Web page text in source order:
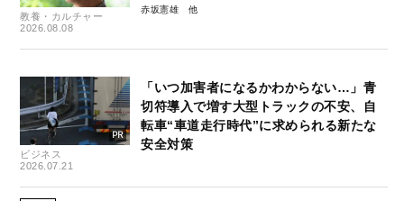
教養・カルチャー
2026.08.08
赤坂憲雄
ビジネス
2026.07.21
「いつ加害者になるかわからない…」青
切符導入で増す大型トラックの不安、自
転車“車道走行時代”に求められる新たな
安全対策